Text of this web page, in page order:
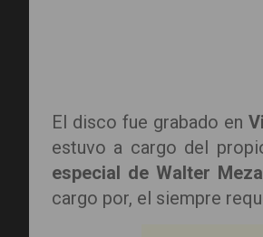
El disco fue grabado en
estuvo a cargo del
especial de Walter Meza
cargo por, el siempre